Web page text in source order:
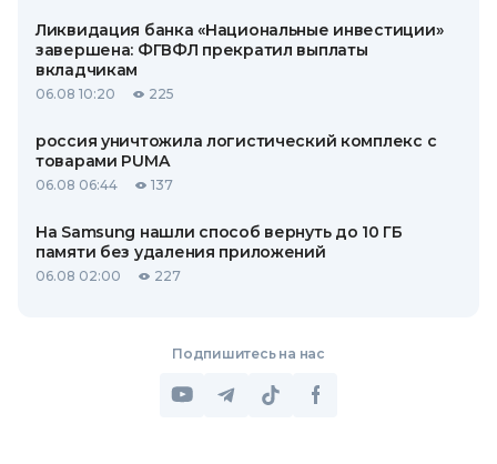
Ликвидация банка «Национальные инвестиции»
завершена: ФГВФЛ прекратил выплаты
вкладчикам
06.08 10:20 225
россия уничтожила логистический комплекс с
товарами PUMA
06.08 06:44 137
На Samsung нашли способ вернуть до 10 ГБ
памяти без удаления приложений
06.08 02:00 227
Подпишитесь на нас